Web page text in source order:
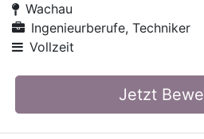
Wachau
Ingenieurberufe, Techniker
Vollzeit
Jetzt